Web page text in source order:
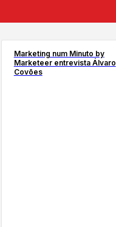
Marketing num Minuto by
Marketeer entrevista Álvaro
Covões